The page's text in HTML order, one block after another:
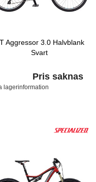
Aggressor 3.0 Halvblank
Svart
Pris saknas
lagerinformation